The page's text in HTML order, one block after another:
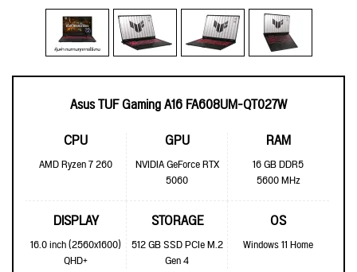
Asus TUF Gaming A16 FA608UM-QT027W
CPU
AMD Ryzen 7 260
GPU
NVIDIA GeForce RTX
5060
RAM
16 GB DDR5
5600 MHz
DISPLAY
16.0 inch (2560x1600)
QHD+
STORAGE
512 GB SSD PCIe M.2
Gen 4
OS
Windows 11 Home